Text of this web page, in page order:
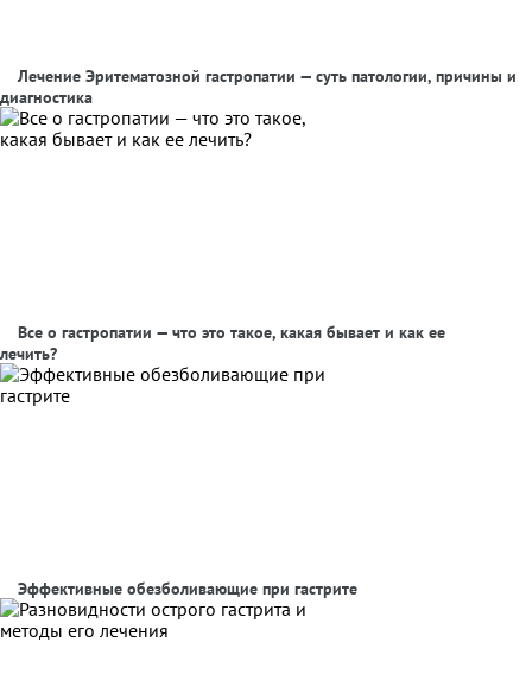
Лечение Эритематозной гастропатии — суть патологии, причины и
диагностика
Все о гастропатии — что это такое, какая бывает и как ее
лечить?
Эффективные обезболивающие при гастрите